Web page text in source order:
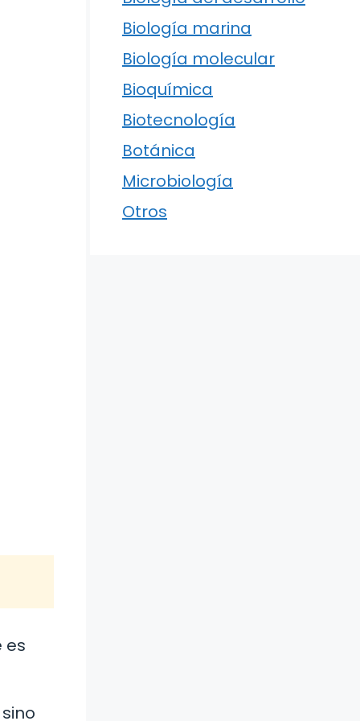
es
Biología marina
Biología molecular
Bioquímica
Biotecnología
Botánica
Microbiología
Otros